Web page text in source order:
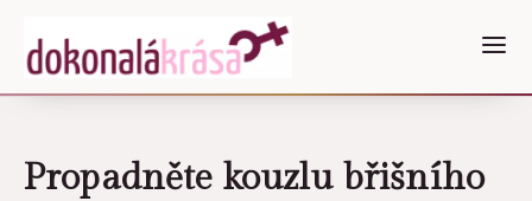
Propadněte kouzlu břišního